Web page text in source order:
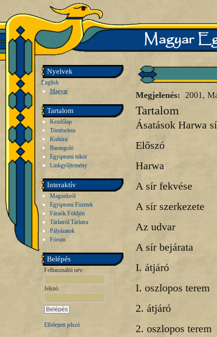
Nyelvek
English
Magyar
Tartalom
Kezdőlap
Történelem
Kultúra
Barangoló
Egyiptomi tükör
Linkgyűjtemény
Interaktív
Magunkról
Egyiptomi Füzetek
Fáraók Földjén
Tárlatról Tárlatra
Pályázatok
Fórum
Belépés
Felhasználói név: *
Jelszó: *
Elfelejtett jelszó
Megjelenés: 2001,
Tartalom
Ásatások Harwa
Előszó
Harwa
A sír fekvése
A sír szerkezete
Az udvar
A sír bejárata
I. átjáró
I. oszlopos terem
2. átjáró
2. oszlopos terem